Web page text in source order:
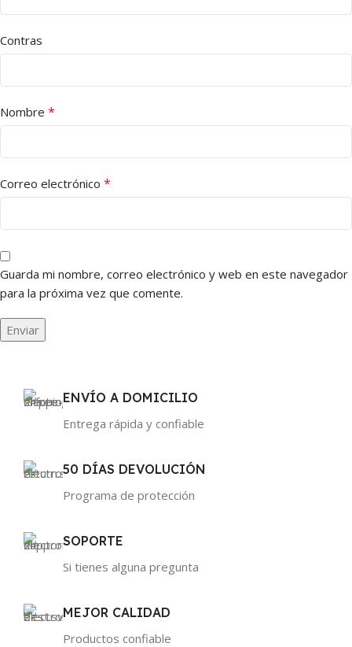
Contras
Nombre *
Correo electrónico *
Guarda mi nombre, correo electrónico y web en este navegador
para la próxima vez que comente.
ENVÍO A DOMICILIO
Entrega rápida y confiable
50 DÍAS DEVOLUCIÓN
Programa de protección
SOPORTE
Si tienes alguna pregunta
MEJOR CALIDAD
Productos confiable